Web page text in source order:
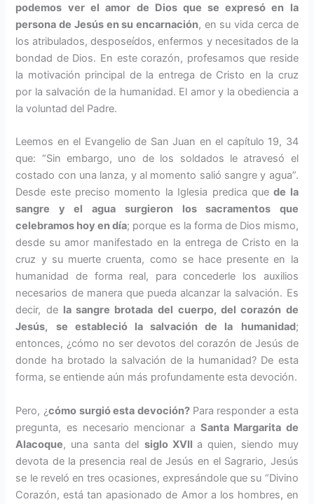
podemos ver el amor de Dios que se expresó en la
persona de Jesús en su encarnación, en su vida cerca de
los atribulados, desposeídos, enfermos y necesitados de la
bondad de Dios. En este corazón, profesamos que reside
la motivación principal de la entrega de Cristo en la cruz
por la salvación de la humanidad. El amor y la obediencia a
la voluntad del Padre.
Leemos en el Evangelio de San Juan en el capítulo 19, 34
que: “Sin embargo, uno de los soldados le atravesó el
costado con una lanza, y al momento salió sangre y agua”.
Desde este preciso momento la Iglesia predica quede la
sangre y el agua
surgieron los sacramentos que
celebramos hoy en día; porque es la forma de Dios mismo,
desde su amor manifestado en la entrega de Cristo en la
cruz y su muerte cruenta, como se hace presente en la
humanidad de forma real, para concederle los auxilios
necesarios de manera que pueda alcanzar la salvación. Es
decir, de la sangre brotada del cuerpo, del corazón de
Jesús,
se estableció la salvación de la humanidad;
entonces, ¿cómo no ser devotos del corazón de Jesús de
donde ha brotado la salvación de la humanidad? De esta
forma, se entiende aún más profundamente esta devoción.
Pero, ¿cómo surgió esta devoción? Para responder a esta
pregunta, es necesario mencionar a Santa Margarita de
Alacoque, una santa del siglo XVII a quien, siendo muy
devota de la presencia real de Jesús en el Sagrario, Jesús
se le reveló en tres ocasiones, expresándole que su “Divino
Corazón, está tan apasionado de Amor a los hombres, en